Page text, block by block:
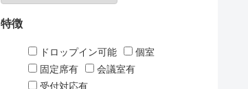
特徴
ドロップイン可能
個室
固定席有
会議室有
受付対応有